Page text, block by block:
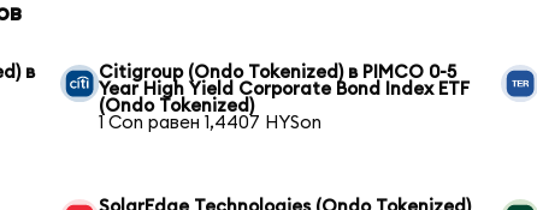
в
Citigroup (Ondo Tokenized) в PIMCO 0-5
Year High Yield Corporate Bond Index ETF
(Ondo Tokenized)
1 Con равен 1,4407 HYSon